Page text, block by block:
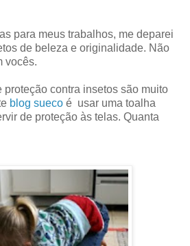
para meus trabalhos, me deparei
de beleza e originalidade. Não
vocês.
proteção contra insetos são muito
blog sueco é usar uma toalha
de proteção às telas. Quanta